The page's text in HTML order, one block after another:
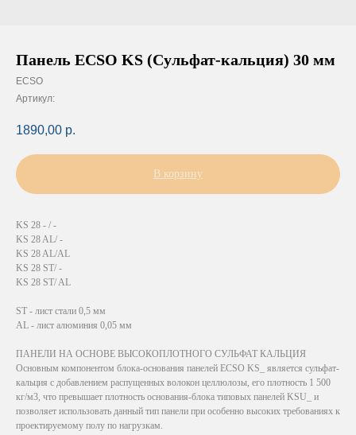
Панель ECSO KS (Сульфат-кальция) 30 мм
ECSO
Артикул:
1890,00 р.
В корзину
KS 28 - / -
KS 28 AL/ -
KS 28 AL/AL
KS 28 ST/ -
KS 28 ST/ AL
ST - лист стали 0,5 мм
AL - лист алюминия 0,05 мм
ПАНЕЛИ НА ОСНОВЕ ВЫСОКОПЛОТНОГО СУЛЬФАТ КАЛЬЦИЯ
Основным компонентом блока-основания панелей ECSO KS_ является сульфат-
кальция с добавлением распущенных волокон целлюлозы, его плотность 1 500
кг/м3, что превышает плотность основания-блока типовых панелей KSU_ и
позволяет использовать данный тип панели при особенно высоких требованиях к
проектируемому полу по нагрузкам.